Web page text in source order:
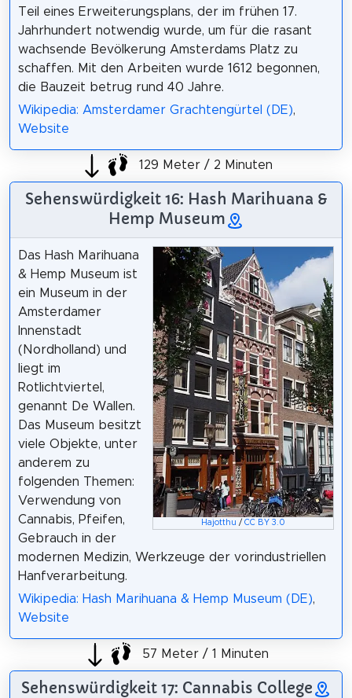
Teil eines Erweiterungsplans, der im frühen 17.
Jahrhundert notwendig wurde, um für die rasant
wachsende Bevölkerung Amsterdams Platz zu
schaffen. Mit den Arbeiten wurde 1612 begonnen,
die Bauzeit betrug rund 40 Jahre.
Wikipedia: Amsterdamer Grachtengürtel (DE),
Website
129 Meter / 2 Minuten
Sehenswürdigkeit 16: Hash Marihuana &
Hemp Museum
Hajotthu /CC BY 3.0
Das Hash Marihuana
& Hemp Museum ist
ein Museum in der
Amsterdamer
Innenstadt
(Nordholland) und
liegt im
Rotlichtviertel,
genannt De Wallen.
Das Museum besitzt
viele Objekte, unter
anderem zu
folgenden Themen:
Verwendung von
Cannabis, Pfeifen,
Gebrauch in der
modernen Medizin, Werkzeuge der vorindustriellen
Hanfverarbeitung.
Wikipedia: Hash Marihuana & Hemp Museum (DE),
Website
57 Meter / 1 Minuten
Sehenswürdigkeit 17: Cannabis College